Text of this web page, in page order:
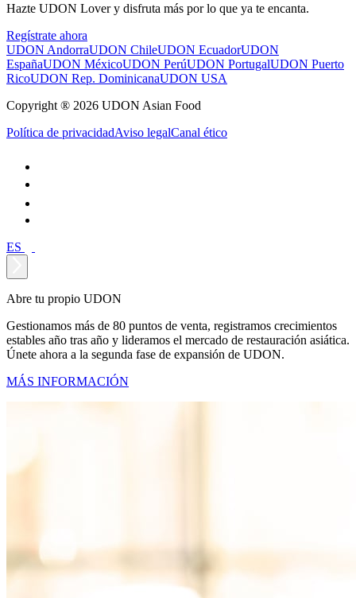
Hazte UDON Lover y disfruta más por lo que ya te encanta.
Regístrate ahora
UDON AndorraUDON ChileUDON EcuadorUDON
EspañaUDON MéxicoUDON PerúUDON PortugalUDON Puerto
RicoUDON Rep. DominicanaUDON USA
Copyright ® 2026 UDON Asian Food
Política de privacidadAviso legalCanal ético
ES
Abre tu propio UDON
Gestionamos más de 80 puntos de venta, registramos crecimientos
estables año tras año y lideramos el mercado de restauración asiática.
Únete ahora a la segunda fase de expansión de UDON.
MÁS INFORMACIÓN